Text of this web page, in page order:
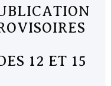
12 ET 15